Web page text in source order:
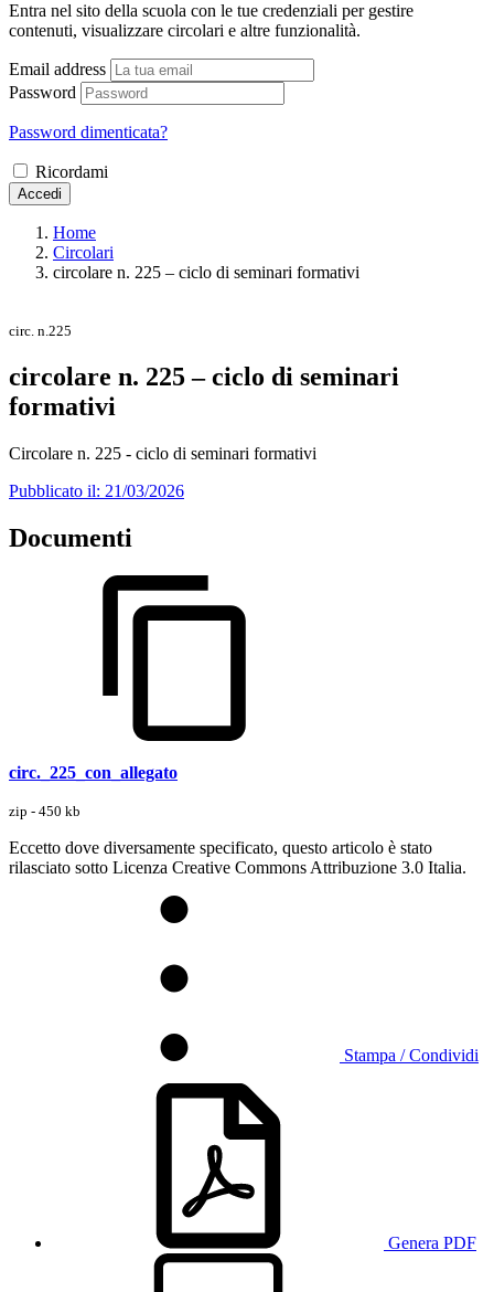
Entra nel sito della scuola con le tue credenziali per gestire
contenuti, visualizzare circolari e altre funzionalità.
Email address
Password
Password dimenticata?
Ricordami
Accedi
Home
Circolari
circolare n. 225 – ciclo di seminari formativi
circ. n.225
circolare n. 225 – ciclo di seminari
formativi
Circolare n. 225 - ciclo di seminari formativi
Pubblicato il: 21/03/2026
Documenti
circ._225_con_allegato
zip - 450 kb
Eccetto dove diversamente specificato, questo articolo è stato
rilasciato sotto Licenza Creative Commons Attribuzione 3.0 Italia.
Stampa / Condividi
Genera PDF